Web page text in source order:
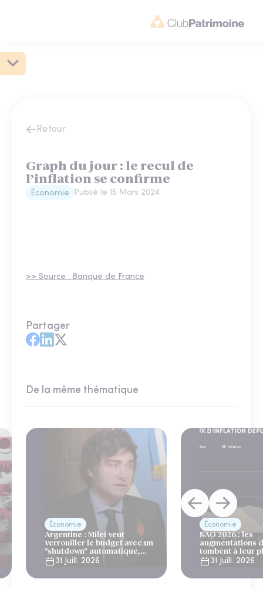
Retour
Graph du jour : le recul de
l’inflation se confirme
Économie Publié le 15 Mars 2024
>> Source : Banque de France
Partager
De la même thématique
Économie
Argentine : Milei veut
verrouiller le budget avec un
"shutdown" automatique,
sous le regard bienveillant
du FMI
31 Juill. 2026
Économie
NAO 2026 : les
augmentations
tombent à leur
niveau depuis 4
31 Juill. 2026